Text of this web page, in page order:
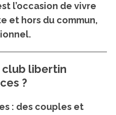
l’occasion de vivre
et hors du commun,
club libertin
?
: des couples et